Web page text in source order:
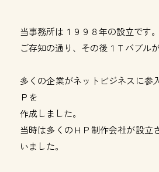
当事務所は１９９８年の設立です。
ご存知の通り、その後１Ｔバブルが
多くの企業がネットビジネスに参
Ｐを
作成しました。
当時は多くのＨＰ制作会社が設立
いました。